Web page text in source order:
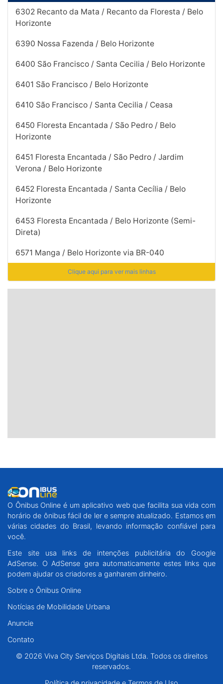
6302 Recanto da Mata / Recanto da Floresta / Belo
Horizonte
6390 Nossa Fazenda / Belo Horizonte
6400 São Francisco / Santa Cecilia / Belo Horizonte
6401 São Francisco / Belo Horizonte
6410 São Francisco / Santa Cecilia / Ceasa
6450 Floresta Encantada / São Pedro / Belo
Horizonte
6451 Floresta Encantada / São Pedro / Jardim
Verona / Belo Horizonte
6452 Floresta Encantada / Santa Cecília / Belo
Horizonte
6453 Floresta Encantada / Belo Horizonte (Semi-
Direta)
6571 Manga / Belo Horizonte via BR-040
Clique aqui para ver mais linhas
O Ônibus Online é um aplicativo web que facilita sua vida com
horário de ônibus fácil de ler e sempre atualizado. Estamos em
várias cidades do Brasil, levando informação confiável para
você.
Este site usa links de intenções publicitária do Google
AdSense. O AdSense gera automaticamente estes links que
podem ajudar os criadores a ganharem dinheiro.
Sobre o Ônibus Online
Notícias de Mobilidade Urbana
Anuncie
Contato
© 2026 Viva City Serviços Digitais Ltda. Todos os direitos
reservados.